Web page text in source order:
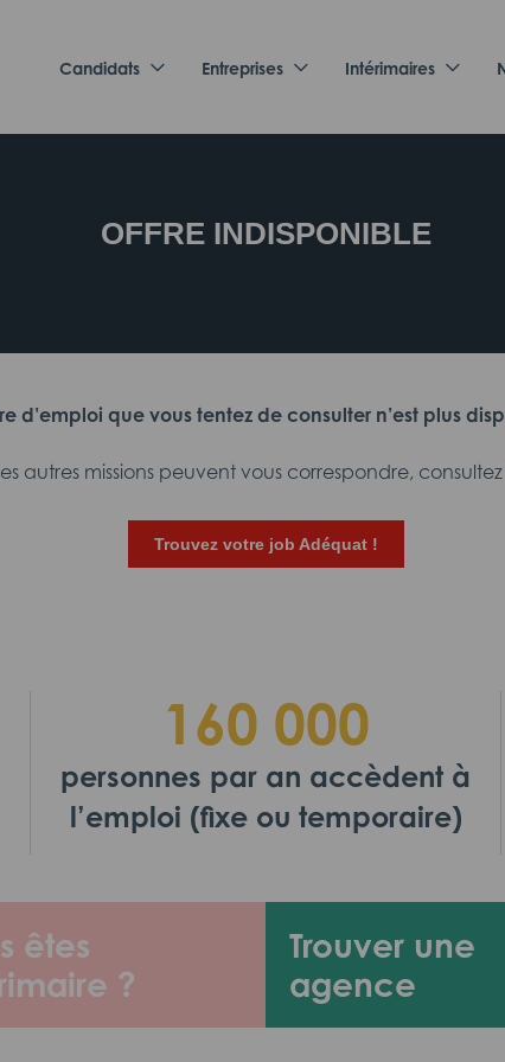
Candidats Entreprises Intérimaires
OFFRE INDISPONIBLE
d’emploi que vous tentez de consulter n’est plus
autres missions peuvent vous correspondre, consultez
Trouvez votre job Adéquat !
êtes
?
Trouver une
agence
160 000
personnes par an accèdent à
l’emploi (fixe ou temporaire)